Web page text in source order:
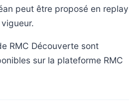
peut être proposé en replay
RMC Découverte sont
sur la plateforme RMC